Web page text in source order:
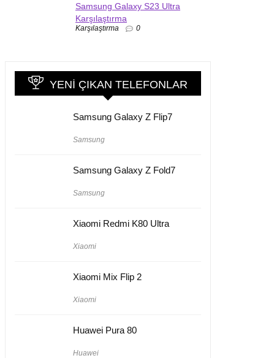
Samsung Galaxy S23 Ultra
Karşılaştırma
Karşılaştırma 0
YENI ÇIKAN TELEFONLAR
Samsung Galaxy Z Flip7
Samsung
Samsung Galaxy Z Fold7
Samsung
Xiaomi Redmi K80 Ultra
Xiaomi
Xiaomi Mix Flip 2
Xiaomi
Huawei Pura 80
Huawei